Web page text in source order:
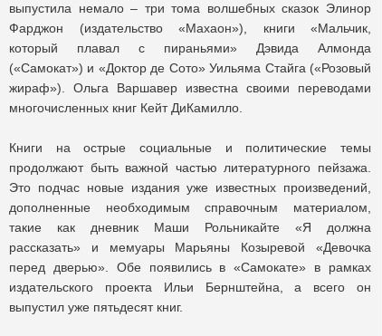
выпустила немало – три тома волшебных сказок Элинор
Фарджон (издательство «Махаон»), книги «Мальчик,
который плавал с пираньями» Дэвида Алмонда
(«Самокат») и «Доктор де Сото» Уильяма Стайга («Розовый
жираф»). Ольга Варшавер известна своими переводами
многочисленных книг Кейт ДиКамилло.
Книги на острые социальные и политические темы
продолжают быть важной частью литературного пейзажа.
Это подчас новые издания уже известных произведений,
дополненные необходимым справочным материалом,
такие как дневник Маши Рольникайте «Я должна
рассказать» и мемуары Марьяны Козыревой «Девочка
перед дверью». Обе появились в «Самокате» в рамках
издательского проекта Ильи Бернштейна, а всего он
выпустил уже пятьдесят книг.